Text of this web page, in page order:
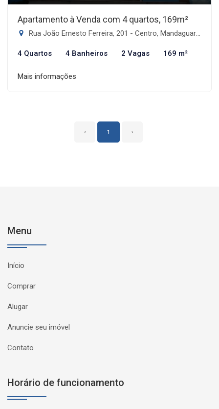
Apartamento à Venda com 4 quartos, 169m²
Rua João Ernesto Ferreira, 201 - Centro, Mandaguari-PR
4 Quartos 4 Banheiros 2 Vagas 169 m²
Mais informações
‹ 1 ›
Menu
Início
Comprar
Alugar
Anuncie seu imóvel
Contato
Horário de funcionamento